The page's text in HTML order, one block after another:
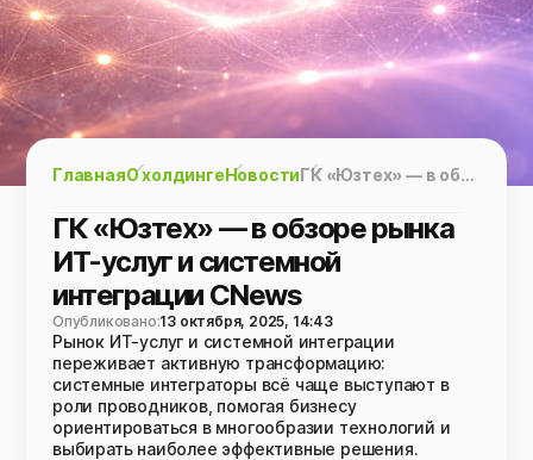
ГлавнаяО холдингеНовости ГК «Юзтех» — в обзоре рынка ИТ-услуг и системной интеграции CNews
ГК «Юзтех» — в обзоре рынка
ИТ-услуг и системной
интеграции CNews
Опубликовано:13 октября, 2025, 14:43
Рынок ИТ-услуг и системной интеграции
переживает активную трансформацию:
системные интеграторы всё чаще выступают в
роли проводников, помогая бизнесу
ориентироваться в многообразии технологий и
выбирать наиболее эффективные решения.